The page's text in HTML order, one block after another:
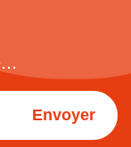
Envoyer